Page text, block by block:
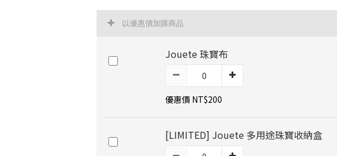
以優惠價加購商品
Jouete 珠寶布
優惠價 NT$200
[LIMITED] Jouete 多用途珠寶收納盒